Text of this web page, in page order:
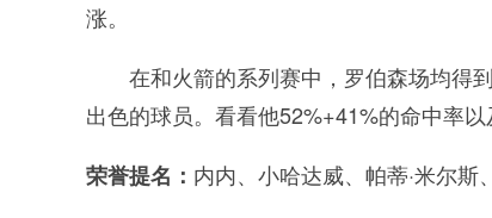
涨。
在和火箭的系列赛中，罗伯森场均得
出色的球员。看看他52%+41%的命中率
荣誉提名： 内内、小哈达威、帕蒂·米尔斯